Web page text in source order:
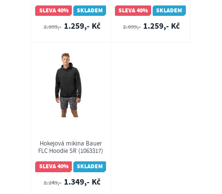
SLEVA 40%
SKLADEM
2.099,- 1.259,- Kč
SLEVA 40%
SKLADEM
2.099,- 1.259,- Kč
Hokejová mikina Bauer
FLC Hoodie SR (1063317)
SLEVA 40%
SKLADEM
2.249,- 1.349,- Kč